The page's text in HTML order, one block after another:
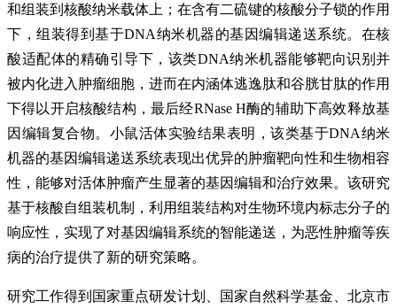
和组装到核酸纳米载体上；在含有二硫键的核酸分子锁的作用
下，组装得到基于DNA纳米机器的基因编辑递送系统。在核
酸适配体的精确引导下，该类DNA纳米机器能够靶向识别并
被内化进入肿瘤细胞，进而在内涵体逃逸肽和谷胱甘肽的作用
下得以开启核酸结构，最后经RNase H酶的辅助下高效释放基
因编辑复合物。小鼠活体实验结果表明，该类基于DNA纳米
机器的基因编辑递送系统表现出优异的肿瘤靶向性和生物相容
性，能够对活体肿瘤产生显著的基因编辑和治疗效果。该研究
基于核酸自组装机制，利用组装结构对生物环境内标志分子的
响应性，实现了对基因编辑系统的智能递送，为恶性肿瘤等疾
病的治疗提供了新的研究策略。
研究工作得到国家重点研发计划、国家自然科学基金、北京市